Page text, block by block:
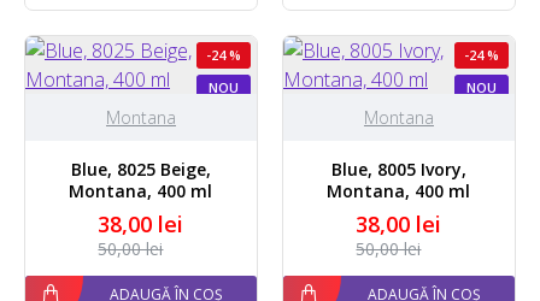
NOU
-24 %
Montana
Blue, 8025 Beige,
Montana, 400 ml
38,00 lei
50,00 lei
ADAUGĂ ÎN COȘ
NOU
-24 %
Montana
Blue, 8005 Ivory,
Montana, 400 ml
38,00 lei
50,00 lei
ADAUGĂ ÎN COȘ